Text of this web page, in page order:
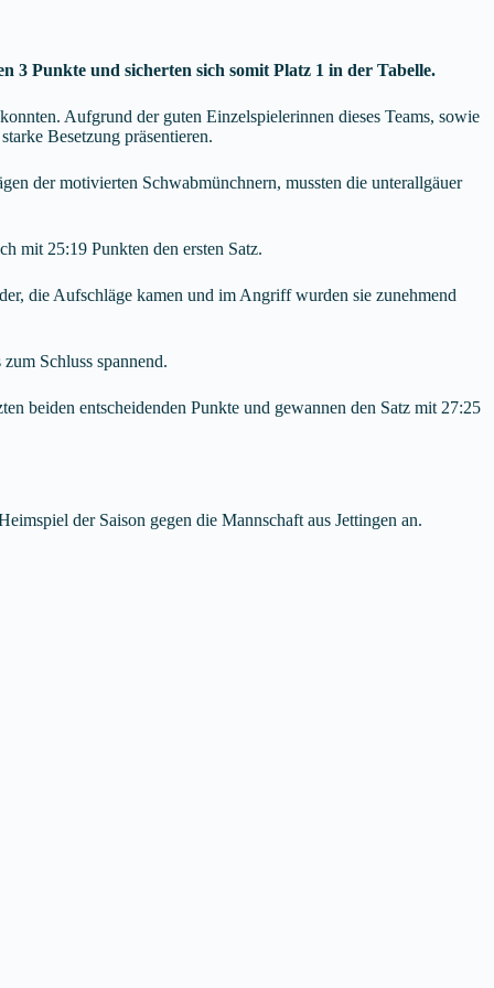
3 Punkte und sicherten sich somit Platz 1 in der Tabelle.
Aufgrund der guten Einzelspielerinnen dieses Teams, sowie
Besetzung präsentieren.
der motivierten Schwabmünchnern, mussten die unterallgäuer
mit 25:19 Punkten den ersten Satz.
die Aufschläge kamen und im Angriff wurden sie zunehmend
Schluss spannend.
beiden entscheidenden Punkte und gewannen den Satz mit 27:25
der Saison gegen die Mannschaft aus Jettingen an.